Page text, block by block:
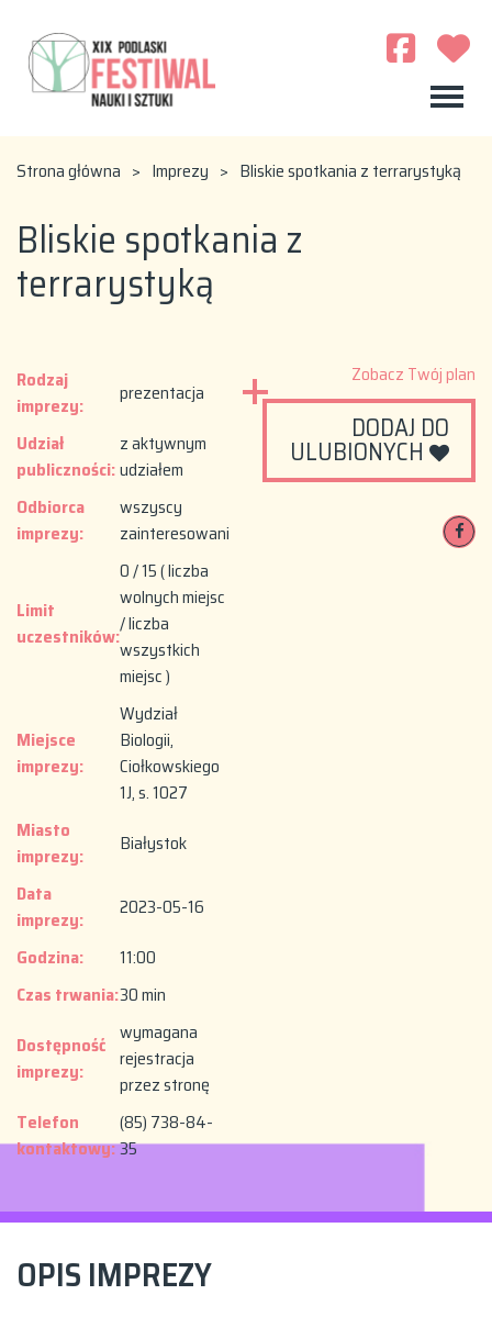
Strona główna > Imprezy > Bliskie spotkania z terrarystyką
Bliskie spotkania z
terrarystyką
Rodzaj
imprezy:
prezentacja
Udział
publiczności:
z aktywnym
udziałem
Odbiorca
imprezy:
wszyscy
zainteresowani
Limit
uczestników:
0 / 15 ( liczba
wolnych miejsc
/ liczba
wszystkich
miejsc )
Miejsce
imprezy:
Wydział
Biologii,
Ciołkowskiego
1J, s. 1027
Miasto
imprezy:
Białystok
Data
imprezy:
2023-05-16
Godzina:
11:00
Czas trwania:30 min
Dostępność
imprezy:
wymagana
rejestracja
przez stronę
Telefon
kontaktowy:
(85) 738-84-
35
Zobacz Twój plan
DODAJ DO
ULUBIONYCH
OPIS IMPREZY